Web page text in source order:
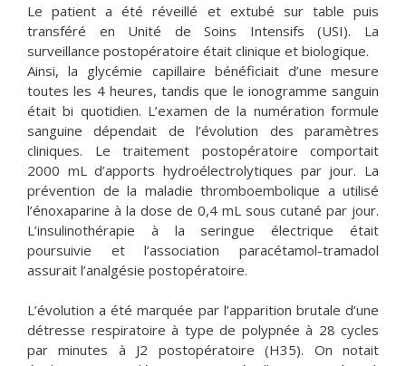
Le patient a été réveillé et extubé sur table puis
transféré en Unité de Soins Intensifs (USI). La
surveillance postopératoire était clinique et biologique.
Ainsi, la glycémie capillaire bénéficiait d’une mesure
toutes les 4 heures, tandis que le ionogramme sanguin
était bi quotidien. L’examen de la numération formule
sanguine dépendait de l’évolution des paramètres
cliniques. Le traitement postopératoire comportait
2000 mL d’apports hydroélectrolytiques par jour. La
prévention de la maladie thromboembolique a utilisé
l’énoxaparine à la dose de 0,4 mL sous cutané par jour.
L’insulinothérapie à la seringue électrique était
poursuivie et l’association paracétamol-tramadol
assurait l’analgésie postopératoire.
L’évolution a été marquée par l’apparition brutale d’une
détresse respiratoire à type de polypnée à 28 cycles
par minutes à J2 postopératoire (H35). On notait